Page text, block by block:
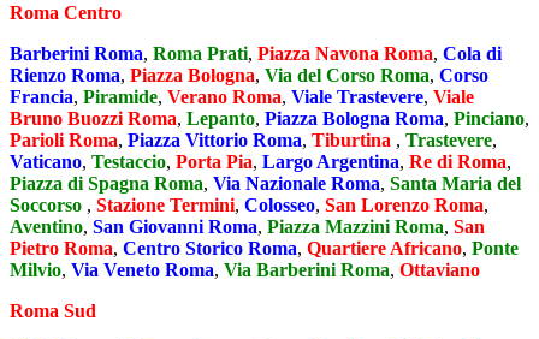
Roma Centro
Barberini Roma, Roma Prati, Piazza Navona Roma, Cola di
Rienzo Roma, Piazza Bologna, Via del Corso Roma, Corso
Francia, Piramide, Verano Roma, Viale Trastevere, Viale
Bruno Buozzi Roma, Lepanto, Piazza Bologna Roma, Pinciano,
Parioli Roma, Piazza Vittorio Roma, Tiburtina , Trastevere,
Vaticano, Testaccio, Porta Pia, Largo Argentina, Re di Roma,
Piazza di Spagna Roma, Via Nazionale Roma, Santa Maria del
Soccorso , Stazione Termini, Colosseo, San Lorenzo Roma,
Aventino, San Giovanni Roma, Piazza Mazzini Roma, San
Pietro Roma, Centro Storico Roma, Quartiere Africano, Ponte
Milvio, Via Veneto Roma, Via Barberini Roma, Ottaviano
Roma Sud